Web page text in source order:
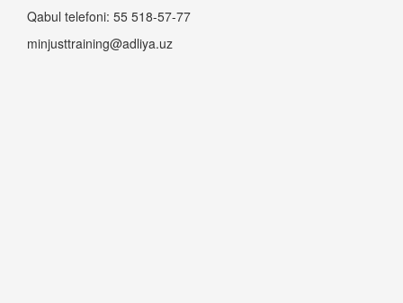
Qabul telefoni: 55 518-57-77
minjusttraining@adliya.uz